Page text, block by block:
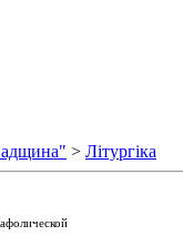
> Літургіка